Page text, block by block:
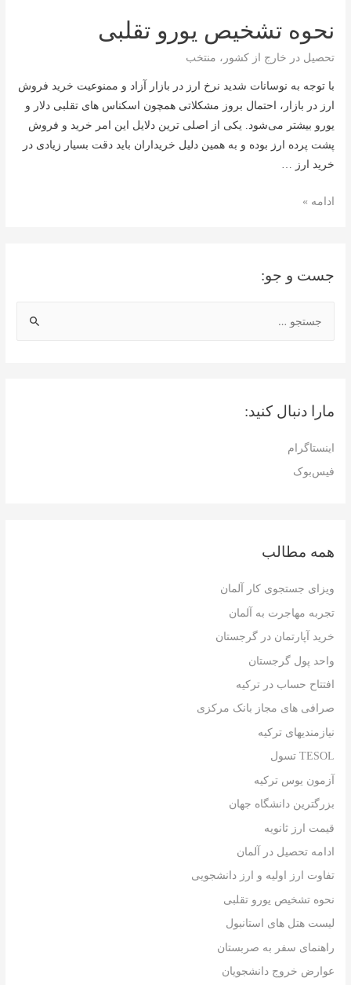
جست و جو:
بمارا دنبال کنید:
اینستاگرام
فیس‌بوک
همه مطالب
ویزای جستجوی کار آلمان
تجربه مهاجرت به آلمان
خرید آپارتمان در گرجستان
واحد پول گرجستان
افتتاح حساب در ترکیه
صرافی های مجاز بانک مرکزی
نیازمندیهای ترکیه
TESOL تسول
آزمون یوس ترکیه
بزرگترین دانشگاه جهان
قیمت ارز ثانویه
ادامه تحصیل در آلمان
تفاوت ارز اولیه و ارز دانشجویی
نحوه تشخیص یورو تقلبی
لیست هتل های استانبول
راهنمای سفر به صربستان
عوارض خروج دانشجویان
نحوه تشخیص یورو تقلبی
تحصیل در خارج از کشور ، منتخب
با توجه به نوسانات شدید نرخ ارز در بازار آزاد و ممنوعیت خرید فروش
ارز در بازار، احتمال بروز مشکلاتی همچون اسکناس های تقلبی دلار و
یورو بیشتر می‌شود. یکی از اصلی ترین دلایل این امر خرید و فروش
پشت پرده ارز بوده و به همین دلیل خریداران باید دقت بسیار زیادی در
خرید ارز …
نحوه
ادامه »